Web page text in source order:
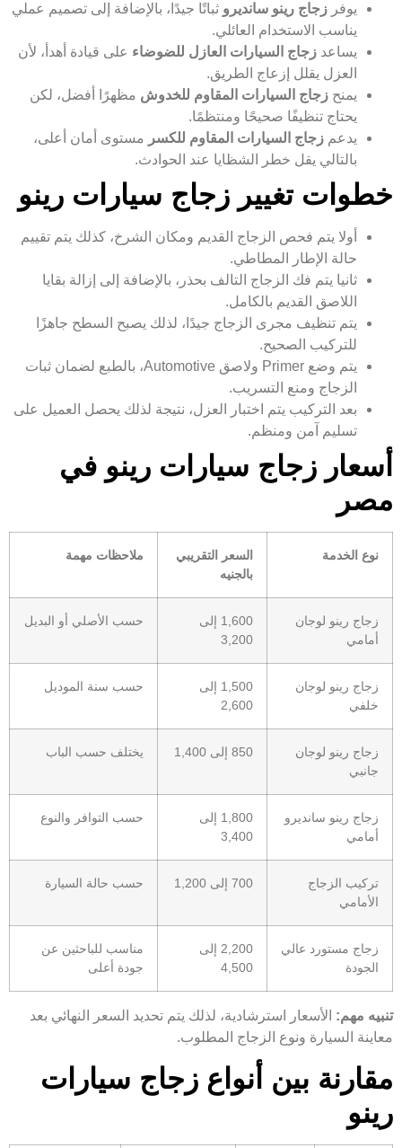
يوفر زجاج رينو سانديرو ثباتًا جيدًا، بالإضافة إلى تصميم عملي
يناسب الاستخدام العائلي.
يساعد زجاج السيارات العازل للضوضاء على قيادة أهدأ، لأن
العزل يقلل إزعاج الطريق.
يمنح زجاج السيارات المقاوم للخدوش مظهرًا أفضل، لكن
يحتاج تنظيفًا صحيحًا ومنتظمًا.
يدعم زجاج السيارات المقاوم للكسر مستوى أمان أعلى،
بالتالي يقل خطر الشظايا عند الحوادث.
خطوات تغيير زجاج سيارات رينو
أولا يتم فحص الزجاج القديم ومكان الشرخ، كذلك يتم تقييم
حالة الإطار المطاطي.
ثانيا يتم فك الزجاج التالف بحذر، بالإضافة إلى إزالة بقايا
اللاصق القديم بالكامل.
يتم تنظيف مجرى الزجاج جيدًا، لذلك يصبح السطح جاهزًا
للتركيب الصحيح.
يتم وضع Primer ولاصق Automotive، بالطبع لضمان ثبات
الزجاج ومنع التسريب.
بعد التركيب يتم اختبار العزل، نتيجة لذلك يحصل العميل على
تسليم آمن ومنظم.
أسعار زجاج سيارات رينو في
مصر
نوع الخدمة
السعر التقريبي
بالجنيه
ملاحظات مهمة
زجاج رينو لوجان
أمامي
1,600 إلى
3,200
حسب الأصلي أو البديل
زجاج رينو لوجان
خلفي
1,500 إلى
2,600
حسب سنة الموديل
زجاج رينو لوجان
جانبي
850 إلى 1,400 يختلف حسب الباب
زجاج رينو سانديرو
أمامي
1,800 إلى
3,400
حسب التوافر والنوع
تركيب الزجاج
الأمامي
700 إلى 1,200 حسب حالة السيارة
زجاج مستورد عالي
الجودة
2,200 إلى
4,500
مناسب للباحثين عن
جودة أعلى
تنبيه مهم: الأسعار استرشادية، لذلك يتم تحديد السعر النهائي بعد
معاينة السيارة ونوع الزجاج المطلوب.
مقارنة بين أنواع زجاج سيارات
رينو